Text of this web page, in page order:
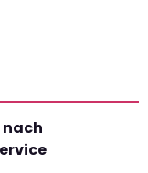
nach